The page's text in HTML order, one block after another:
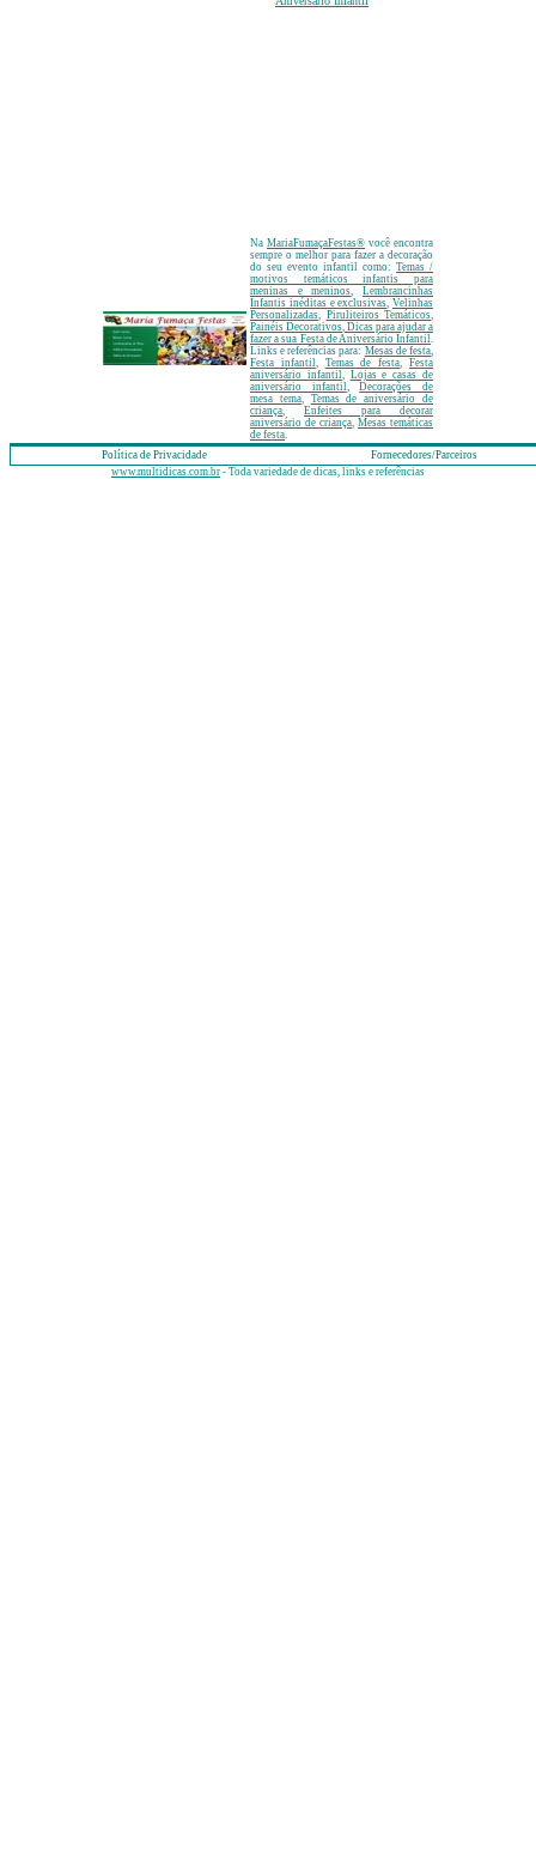
Na MariaFumaçaFestas® você encontra
sempre o melhor para fazer a decoração
do seu evento infantil como: Temas /
motivos temáticos infantis para
meninas e meninos,Lembrancinhas
Infantis inéditas e exclusivas, Velinhas
Personalizadas, Piruliteiros Temáticos,
Painéis Decorativos, Dicas para ajudar a
fazer a sua Festa de Aniversário Infantil.
Links e referências para: Mesas de festa,
Festa infantil, Temas de festa,Festa
aniversário infantil, Lojas e casas de
aniversário infantil,Decorações de
mesa tema, Temas de aniversário de
criança, Enfeites para decorar
aniversário de criança, Mesas temáticas
de festa.
Política de Privacidade
Fornecedores/Parceiros
www.multidicas.com.br - Toda variedade de dicas, links e referências